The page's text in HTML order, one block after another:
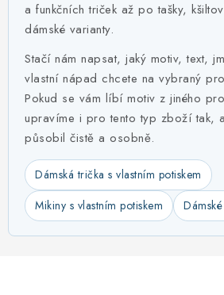
TRIČKA
MIKINY
OKAMŽITĚ K ODBĚRU
B2B
MÁM SRDCE POMÁHÁM
VÁNOCE
a funkčních triček až po tašky,
dámské varianty.
Stačí nám napsat, jaký motiv, text,
vlastní nápad chcete na vybraný
Pokud se vám líbí motiv z jiného
upravíme i pro tento typ zboží tak,
působil čistě a osobně.
Dámská trička s vlastním potiskem
Mikiny s vlastním potiskem